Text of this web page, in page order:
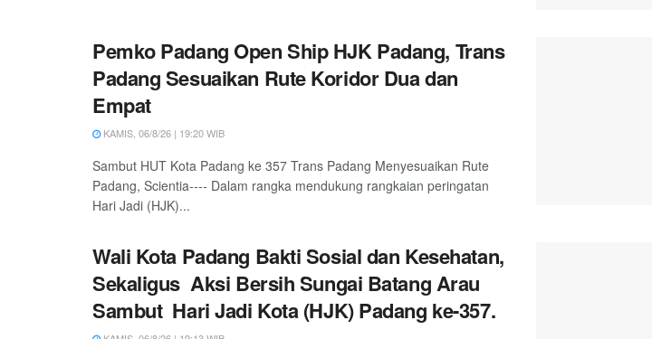
Pemko Padang Open Ship HJK Padang, Trans
Padang Sesuaikan Rute Koridor Dua dan
Empat
KAMIS, 06/8/26 | 19:20 WIB
Sambut HUT Kota Padang ke 357 Trans Padang Menyesuaikan Rute
Padang, Scientia---- Dalam rangka mendukung rangkaian peringatan
Hari Jadi (HJK)...
Wali Kota Padang Bakti Sosial dan Kesehatan,
Sekaligus Aksi Bersih Sungai Batang Arau
Sambut Hari Jadi Kota (HJK) Padang ke-357.